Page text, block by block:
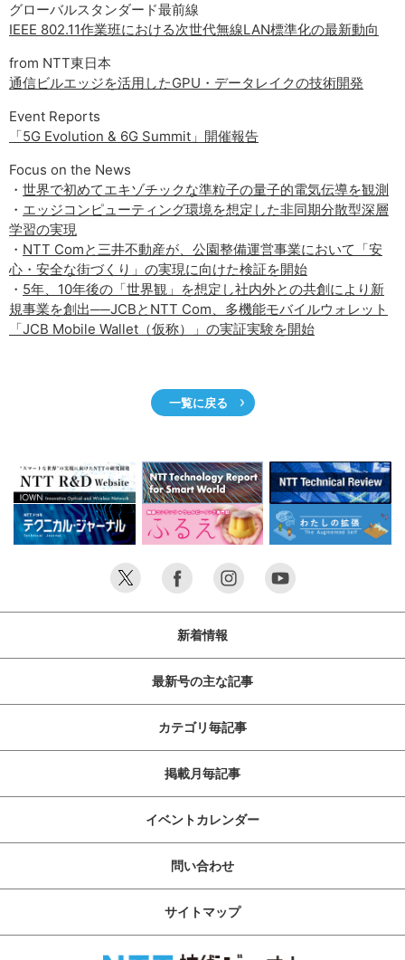
グローバルスタンダード最前線
IEEE 802.11作業班における次世代無線LAN標準化の最新動向
from NTT東日本
通信ビルエッジを活用したGPU・データレイクの技術開発
Event Reports
「5G Evolution & 6G Summit」開催報告
Focus on the News
・ 世界で初めてエキゾチックな準粒子の量子的電気伝導を観測
・ エッジコンピューティング環境を想定した非同期分散型深層
学習の実現
・ NTT Comと三井不動産が、公園整備運営事業において「安
心・安全な街づくり」の実現に向けた検証を開始
・ 5年、10年後の「世界観」を想定し社内外との共創により新
規事業を創出──JCBとNTT Com、多機能モバイルウォレット
「JCB Mobile Wallet（仮称）」の実証実験を開始
一覧に戻る
新着情報
最新号の主な記事
カテゴリ毎記事
掲載月毎記事
イベントカレンダー
問い合わせ
サイトマップ